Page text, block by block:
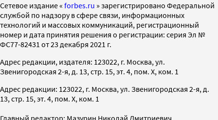
Cетевое издание « forbes.ru » зарегистрировано Федеральной
службой по надзору в сфере связи, информационных
технологий и массовых коммуникаций, регистрационный
номер и дата принятия решения о регистрации: серия Эл №
ФС77-82431 от 23 декабря 2021 г.
Адрес редакции, издателя: 123022, г. Москва, ул.
Звенигородская 2-я, д. 13, стр. 15, эт. 4, пом. X, ком. 1
Адрес редакции: 123022, г. Москва, ул. Звенигородская 2-я, д.
13, стр. 15, эт. 4, пом. X, ком. 1